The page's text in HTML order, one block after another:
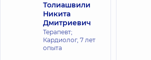
Толиашвили
Никита
Дмитриевич
Терапевт;
Кардиолог, 7 лет
опыта